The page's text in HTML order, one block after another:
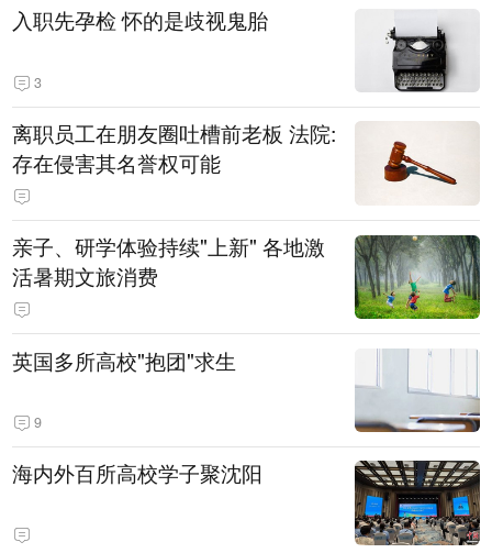
入职先孕检 怀的是歧视鬼胎
3
离职员工在朋友圈吐槽前老板 法院:
存在侵害其名誉权可能
亲子、研学体验持续"上新" 各地激
活暑期文旅消费
英国多所高校"抱团"求生
9
海内外百所高校学子聚沈阳